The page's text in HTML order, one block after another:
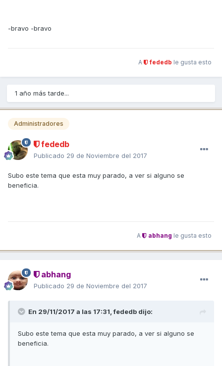
-bravo -bravo
A fededb le gusta esto
1 año más tarde...
Administradores
fededb
Publicado 29 de Noviembre del 2017
Subo este tema que esta muy parado, a ver si alguno se
beneficia.
A abhang le gusta esto
abhang
Publicado 29 de Noviembre del 2017
En 29/11/2017 a las 17:31,fededb dijo:
Subo este tema que esta muy parado, a ver si alguno se
beneficia.